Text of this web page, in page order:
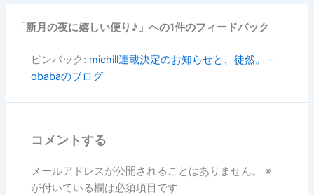
「新月の夜に嬉しい便り♪」への1件のフィードバック
ピンバック: michill連載決定のお知らせと、徒然。 –
obabaのブログ
コメントする
メールアドレスが公開されることはありません。
※
が付いている欄は必須項目です